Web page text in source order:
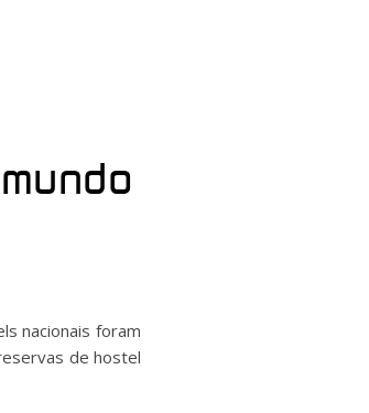
nacionais foram
de hostel